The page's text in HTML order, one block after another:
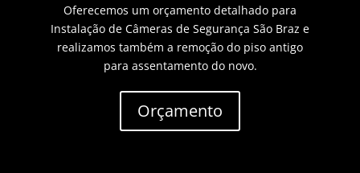
Oferecemos um orçamento detalhado para
Instalação de Câmeras de Segurança São Braz e
realizamos também a remoção do piso antigo
para assentamento do novo.
Orçamento